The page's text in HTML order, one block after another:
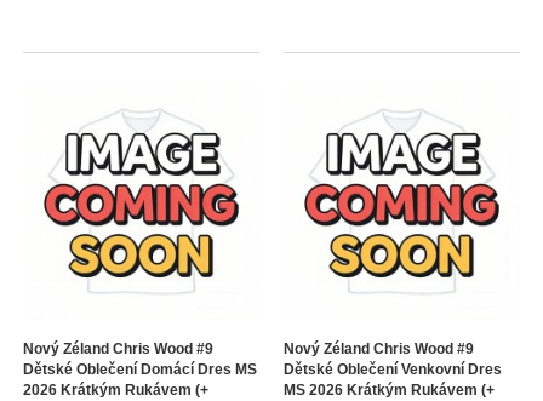
Nový Zéland Chris Wood #9
Dětské Oblečení Domácí Dres MS
2026 Krátkým Rukávem (+
Nový Zéland Chris Wood #9
Dětské Oblečení Venkovní Dres
MS 2026 Krátkým Rukávem (+